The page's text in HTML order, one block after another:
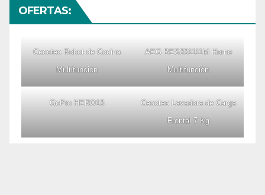
OFERTAS:
Cecotec Robot de Cocina
Multifunción
AEG BES331111M Horno
Multifunción
GoPro HERO13
Cecotec Lavadora de Carga
Frontal 7 Kg